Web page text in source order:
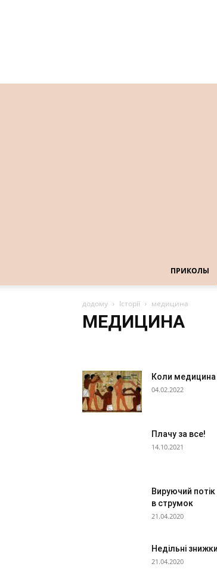
ПРИКОЛЫ
додому Історії медицина
МЕДИЦИНА
меблі
медицина
охорона
пенсіонери побут
продавці
разв реклама
сильна стать
спорт
Коли медицина
04.02.2022
Плачу за все!
14.10.2021
Вируючий
в струмок
21.04.2020
Недільні знижки
21.04.2020